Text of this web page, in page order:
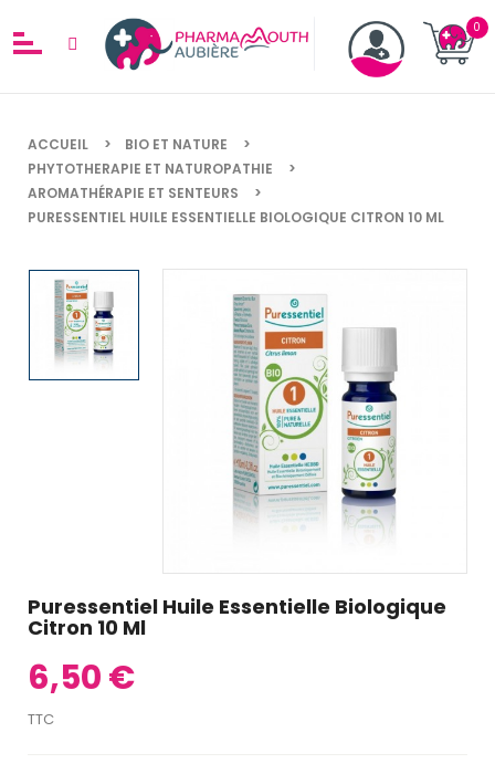
ACCUEIL
BIO ET NATURE
PHYTOTHERAPIE ET NATUROPATHIE
AROMATHÉRAPIE ET SENTEURS
PURESSENTIEL HUILE ESSENTIELLE BIOLOGIQUE CITRON 10 ML
Puressentiel Huile Essentielle Biologique
Citron 10 Ml
6,50 €
TTC